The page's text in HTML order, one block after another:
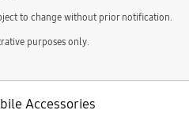
to change without prior notification.
purposes only.
Accessories